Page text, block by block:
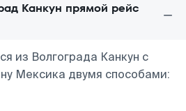
Канкун прямой рейс
из Волгограда Канкун с
Мексика двумя способами: